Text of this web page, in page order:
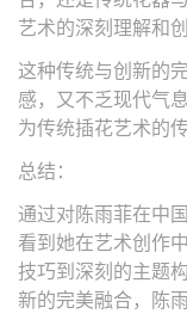
艺术的深刻理解和
这种传统与创新的
感，又不乏现代气
为传统插花艺术的
总结：
通过对陈雨菲在中
看到她在艺术创作
技巧到深刻的主题
新的完美融合，陈